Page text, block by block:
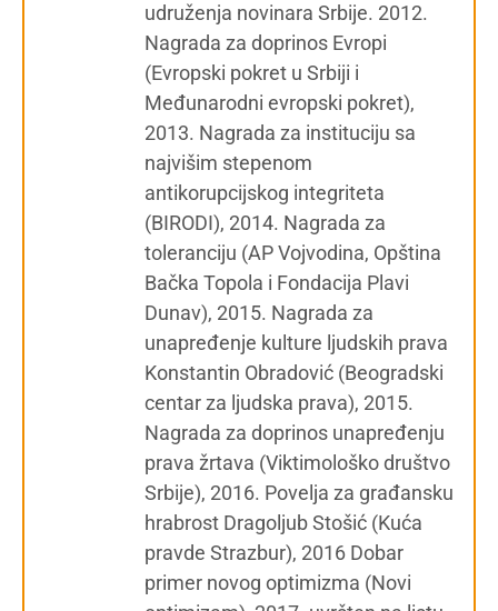
udruženja novinara Srbije. 2012.
Nagrada za doprinos Evropi
(Evropski pokret u Srbiji i
Međunarodni evropski pokret),
2013. Nagrada za instituciju sa
najvišim stepenom
antikorupcijskog integriteta
(BIRODI), 2014. Nagrada za
toleranciju (AP Vojvodina, Opština
Bačka Topola i Fondacija Plavi
Dunav), 2015. Nagrada za
unapređenje kulture ljudskih prava
Konstantin Obradović (Beogradski
centar za ljudska prava), 2015.
Nagrada za doprinos unapređenju
prava žrtava (Viktimološko društvo
Srbije), 2016. Povelja za građansku
hrabrost Dragoljub Stošić (Kuća
pravde Strazbur), 2016 Dobar
primer novog optimizma (Novi